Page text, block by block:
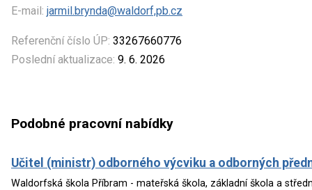
E-mail: jarmil.brynda@waldorf,pb.cz
Referenční číslo ÚP: 33267660776
Poslední aktualizace: 9. 6. 2026
Podobné pracovní nabídky
Učitel (ministr) odborného výcviku a odborných
Waldorfská škola Příbram - mateřská škola, základní škola a